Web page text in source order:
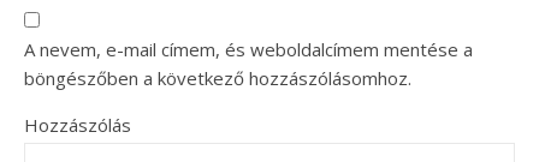
A nevem, e-mail címem, és weboldalcímem mentése a
böngészőben a következő hozzászólásomhoz.
Hozzászólás